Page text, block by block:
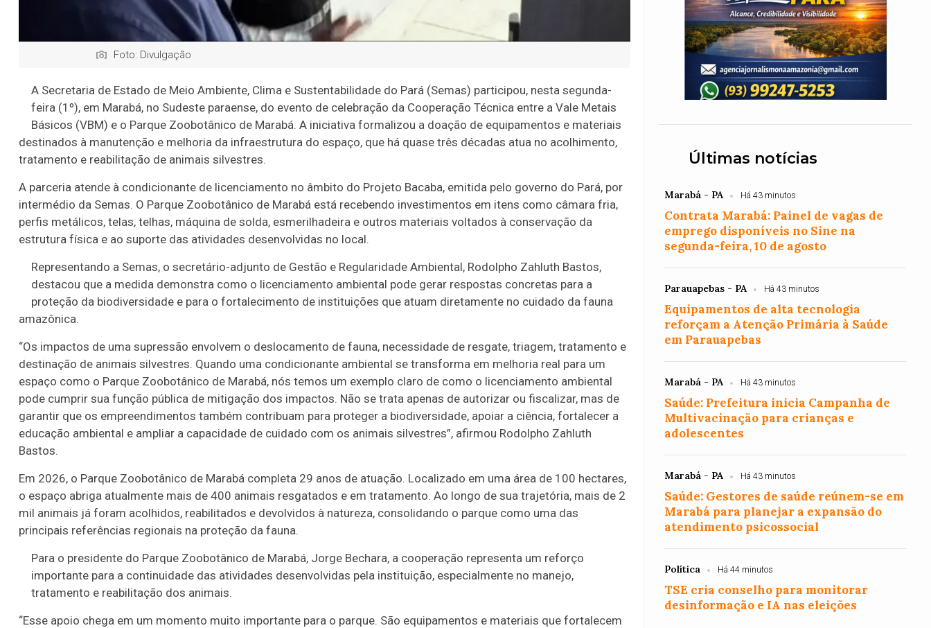
Foto: Divulgação
A Secretaria de Estado de Meio Ambiente, Clima e Sustentabilidade do Pará (Semas) participou, nesta segunda-
feira (1º), em Marabá, no Sudeste paraense, do evento de celebração da Cooperação Técnica entre a Vale Metais
Básicos (VBM) e o Parque Zoobotânico de Marabá. A iniciativa formalizou a doação de equipamentos e materiais
destinados à manutenção e melhoria da infraestrutura do espaço, que há quase três décadas atua no acolhimento,
tratamento e reabilitação de animais silvestres.
A parceria atende à condicionante de licenciamento no âmbito do Projeto Bacaba, emitida pelo governo do Pará, por
intermédio da Semas. O Parque Zoobotânico de Marabá está recebendo investimentos em itens como câmara fria,
perfis metálicos, telas, telhas, máquina de solda, esmerilhadeira e outros materiais voltados à conservação da
estrutura física e ao suporte das atividades desenvolvidas no local.
Representando a Semas, o secretário-adjunto de Gestão e Regularidade Ambiental, Rodolpho Zahluth Bastos,
destacou que a medida demonstra como o licenciamento ambiental pode gerar respostas concretas para a
proteção da biodiversidade e para o fortalecimento de instituições que atuam diretamente no cuidado da fauna
amazônica.
“Os impactos de uma supressão envolvem o deslocamento de fauna, necessidade de resgate, triagem, tratamento e
destinação de animais silvestres. ⁠Quando uma condicionante ambiental se transforma em melhoria real para um
espaço como o Parque Zoobotânico de Marabá, nós temos um exemplo claro de como o licenciamento ambiental
pode cumprir sua função pública de mitigação dos impactos. Não se trata apenas de autorizar ou fiscalizar, mas de
garantir que os empreendimentos também contribuam para proteger a biodiversidade, apoiar a ciência, fortalecer a
educação ambiental e ampliar a capacidade de cuidado com os animais silvestres”, afirmou Rodolpho Zahluth
Bastos.
Em 2026, o Parque Zoobotânico de Marabá completa 29 anos de atuação. Localizado em uma área de 100 hectares,
o espaço abriga atualmente mais de 400 animais resgatados e em tratamento. Ao longo de sua trajetória, mais de 2
mil animais já foram acolhidos, reabilitados e devolvidos à natureza, consolidando o parque como uma das
principais referências regionais na proteção da fauna.
Para o presidente do Parque Zoobotânico de Marabá, Jorge Bechara, a cooperação representa um reforço
importante para a continuidade das atividades desenvolvidas pela instituição, especialmente no manejo,
tratamento e reabilitação dos animais.
“Esse apoio chega em um momento muito importante para o parque. São equipamentos e materiais que fortalecem
Últimas notícias
Marabá - PA Há 43 minutos
Contrata Marabá: Painel de vagas de
emprego disponíveis no Sine na
segunda-feira, 10 de agosto
Parauapebas - PA Há 43 minutos
Equipamentos de alta tecnologia
reforçam a Atenção Primária à Saúde
em Parauapebas
Marabá - PA Há 43 minutos
Saúde: Prefeitura inicia Campanha de
Multivacinação para crianças e
adolescentes
Marabá - PA Há 43 minutos
Saúde: Gestores de saúde reúnem-se em
Marabá para planejar a expansão do
atendimento psicossocial
Política Há 44 minutos
TSE cria conselho para monitorar
desinformação e IA nas eleições